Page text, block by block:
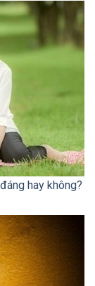
hay không?